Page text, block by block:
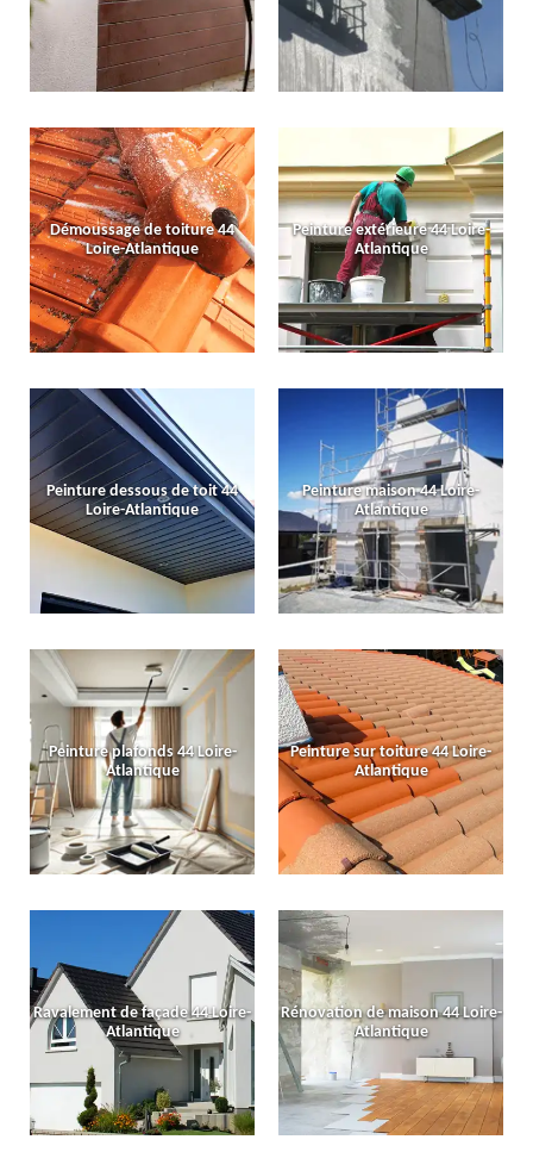
Démoussage de toiture 44
Loire-Atlantique
Peinture extérieure 44 Loire-
Atlantique
Peinture dessous de toit 44
Loire-Atlantique
Peinture maison 44 Loire-
Atlantique
Peinture plafonds 44 Loire-
Atlantique
Peinture sur toiture 44 Loire-
Atlantique
Ravalement de façade 44 Loire-
Atlantique
Rénovation de maison 44 Loire-
Atlantique